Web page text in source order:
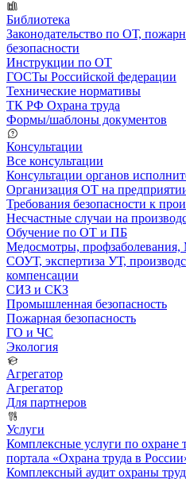
Библиотека
Законодательство по ОТ,
безопасности
Инструкции по ОТ
ГОСТы Российской федерации
Технические нормативы
ТК РФ Охрана труда
Формы/шаблоны документов
Консультации
Все консультации
Консультации органов
Организация ОТ на
Требования безопасности к
Несчастные случаи на
Обучение по ОТ и ПБ
Медосмотры,
СОУТ, экспертиза УТ,
компенсации
СИЗ и СКЗ
Промышленная безопасность
Пожарная безопасность
ГО и ЧС
Экология
Агрегатор
Агрегатор
Для партнеров
Услуги
Комплексные услуги по охране
портала «Охрана труда в
Комплексный аудит охраны